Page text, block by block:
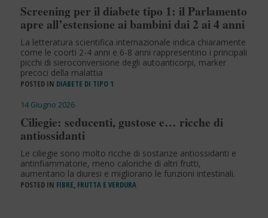
Screening per il diabete tipo 1: il Parlamento
apre all’estensione ai bambini dai 2 ai 4 anni
La letteratura scientifica internazionale indica chiaramente
come le coorti 2-4 anni e 6-8 anni rappresentino i principali
picchi di sieroconversione degli autoanticorpi, marker
precoci della malattia
POSTED IN DIABETE DI TIPO 1
14 Giugno 2026
Ciliegie: seducenti, gustose e… ricche di
antiossidanti
Le ciliegie sono molto ricche di sostanze antiossidanti e
antinfiammatorie, meno caloriche di altri frutti,
aumentano la diuresi e migliorano le funzioni intestinali.
POSTED IN FIBRE, FRUTTA E VERDURA